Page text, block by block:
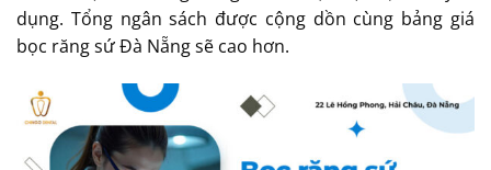
dụng. Tổng ngân sách được cộng dồn cùng bảng giá
bọc răng sứ Đà Nẵng sẽ cao hơn.